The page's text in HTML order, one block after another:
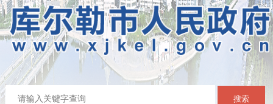
搜索